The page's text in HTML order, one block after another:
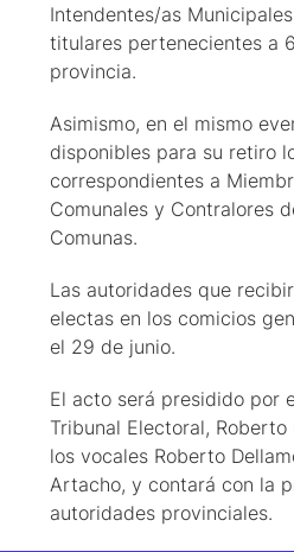
Intendentes/as
titulares pertenecientes a
provincia.
Asimismo, en el mismo
disponibles para su retiro
correspondientes a
Comunales y Contralores
Comunas.
Las autoridades que
electas en los comicios
el 29 de junio.
El acto será presidido por
Tribunal Electoral,
los vocales Roberto
Artacho, y contará con la
autoridades provinciales.